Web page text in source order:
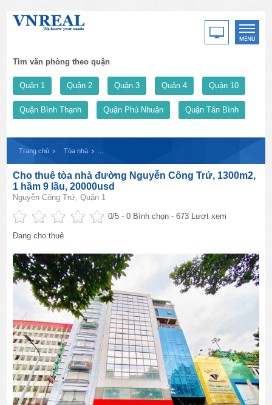
Tìm văn phòng theo quận
Quận 1 Quận 2 Quận 3 Quận 4 Quận 10
Quận Bình Thạnh Quận Phú Nhuận Quận Tân Bình
Trang chủ Tòa nhà
Cho thuê tòa nhà đường Nguyễn Công Trứ, 1300m2,
1 hầm 9 lầu, 20000usd
Nguyễn Công Trứ, Quận 1
0/5 -0 Bình chọn - 673 Lượt xem
Đang cho thuê